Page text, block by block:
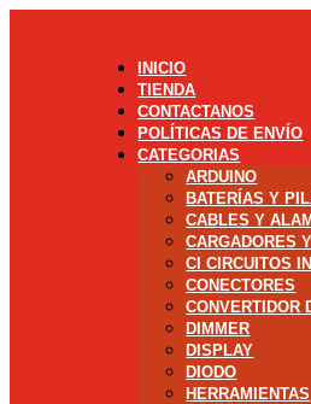
INICIO
TIENDA
CONTACTANOS
POLÍTICAS DE ENVÍO
CATEGORIAS
ARDUINO
BATERÍAS Y
CABLES Y
CARGADORES
CI CIRCUITOS
CONECTORES
CONVERTIDOR
DIMMER
DISPLAY
DIODO
HERRAMIENTAS